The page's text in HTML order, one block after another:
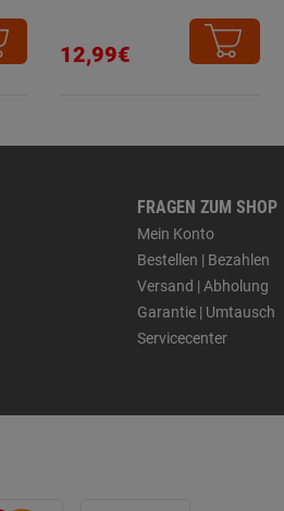
12,99€
FRAGEN ZUM SHOP
Mein Konto
Bestellen | Bezahlen
Versand | Abholung
Garantie | Umtausch
Servicecenter